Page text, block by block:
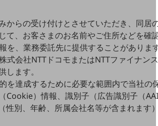
らの受け付けとさせていただき、同居
、お客さまのお名前やご住所などを確
、業務委託先に提供することがあります
式会社NTTドコモまたはNTTファイナ
ます。
を達成するために必要な範囲内で当社
）情報、識別子（広告識別子（
別、年齢、所属会社名等が含まれます